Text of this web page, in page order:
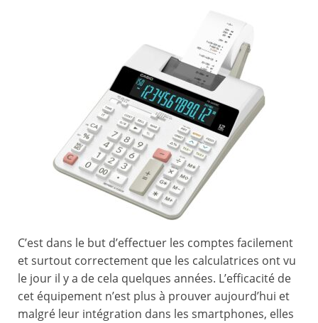
C’est dans le but d’effectuer les comptes facilement
et surtout correctement que les calculatrices ont vu
le jour il y a de cela quelques années. L’efficacité de
cet équipement n’est plus à prouver aujourd’hui et
malgré leur intégration dans les smartphones, elles